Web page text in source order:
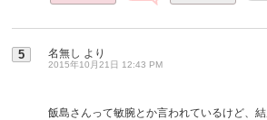
5 名無し より
2015年10月21日 12:43 PM
飯島さんって敏腕とか言われているけど、